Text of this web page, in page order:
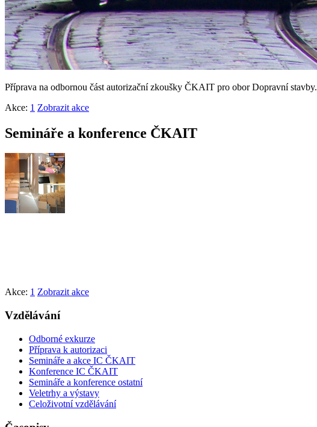
Příprava na odbornou část autorizační zkoušky ČKAIT pro obor Dopravní stavby.
Akce: 1 Zobrazit akce
Semináře a konference ČKAIT
Akce: 1 Zobrazit akce
Vzdělávání
Odborné exkurze
Příprava k autorizaci
Semináře a akce IC ČKAIT
Konference IC ČKAIT
Semináře a konference ostatní
Veletrhy a výstavy
Celoživotní vzdělávání